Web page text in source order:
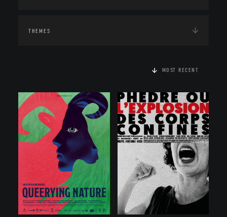
THEMES
MOST RECENT